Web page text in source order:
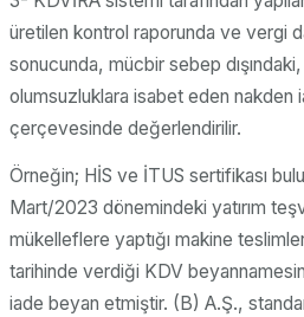
üretilen kontrol raporunda ve vergi
sonucunda, mücbir sebep
olumsuzluklara isabet eden nakden
çerçevesinde değerlendirilir.
Örneğin; HİS ve İTUS sertifikası
Mart/2023 dönemindeki yatırım
mükelleflere yaptığı makine
tarihinde verdiği KDV
iade beyan etmiştir. (B) A.Ş.,